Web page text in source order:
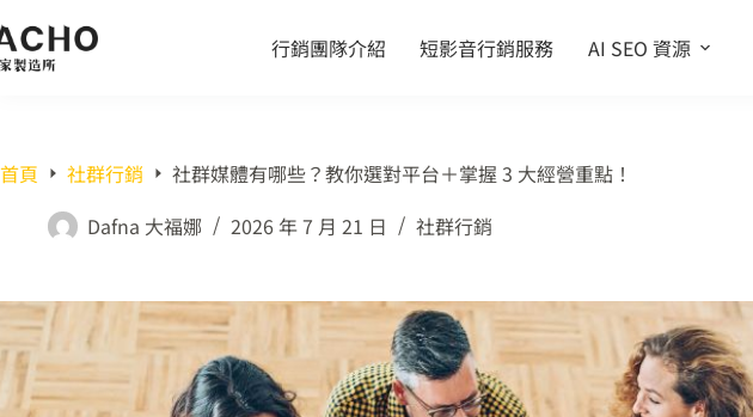
行銷團隊介紹 短影音行銷服務 AI SEO 資源
首頁 社群行銷
社群媒體有哪些？教你選對平台＋掌握 3 大經營重點！
Dafna 大福娜
2026 年 7 月 21 日 社群行銷